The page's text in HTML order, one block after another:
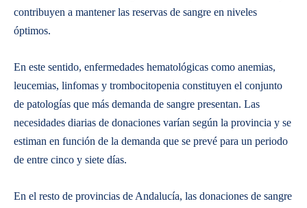
contribuyen a mantener las reservas de sangre en niveles
óptimos.
En este sentido, enfermedades hematológicas como anemias,
leucemias, linfomas y trombocitopenia constituyen el conjunto
de patologías que más demanda de sangre presentan. Las
necesidades diarias de donaciones varían según la provincia y se
estiman en función de la demanda que se prevé para un periodo
de entre cinco y siete días.
En el resto de provincias de Andalucía, las donaciones de sangre